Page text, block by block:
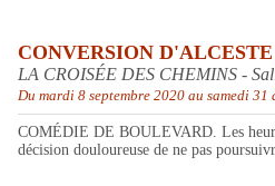
CONVERSION
LA CROISÉE DES CHEMINS -
Du mardi 8 septembre 2020 au samedi 31
COMÉDIE DE BOULEVARD. Les
décision douloureuse de ne pas